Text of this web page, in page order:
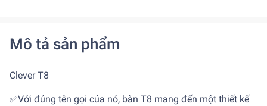
Mô tả sản phẩm
Clever T8
✅Với đúng tên gọi của nó, bàn T8 mang đến một thiết kế